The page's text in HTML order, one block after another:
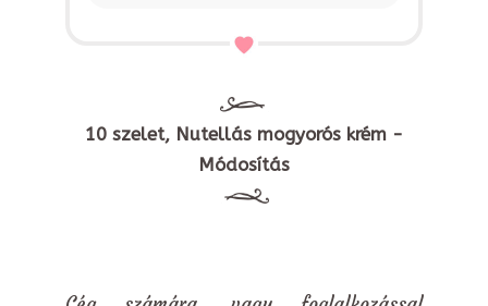
10 szelet, Nutellás mogyorós krém -
Módosítás